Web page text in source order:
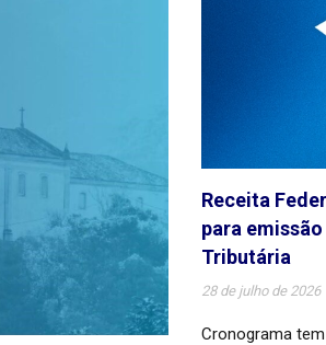
Receita
para
Tributária
28 de julho de 2026
Cronograma